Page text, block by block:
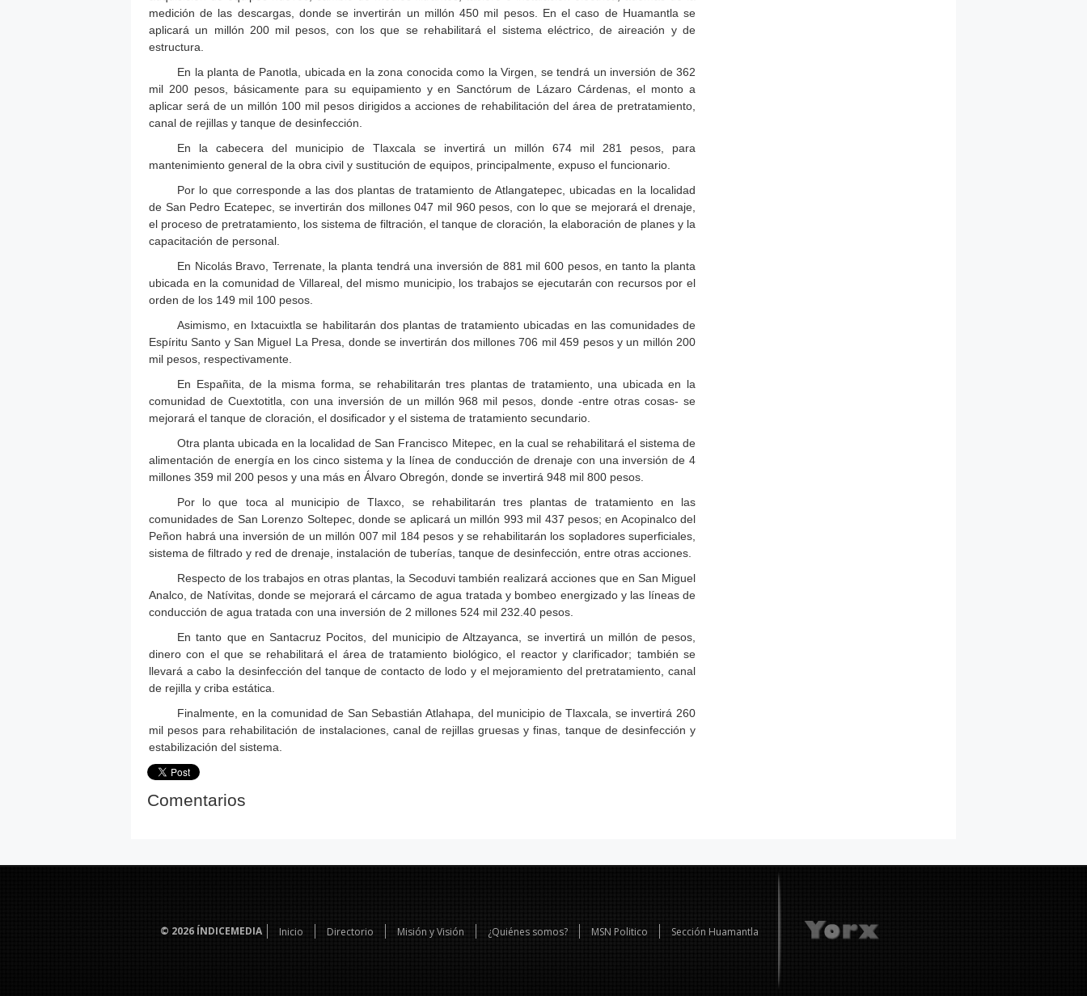
medición de las descargas, donde se invertirán un millón 450 mil pesos. En el caso de Huamantla se
aplicará un millón 200 mil pesos, con los que se rehabilitará el sistema eléctrico, de aireación y de
estructura.
En la planta de Panotla, ubicada en la zona conocida como la Virgen, se tendrá un inversión de 362
mil 200 pesos, básicamente para su equipamiento y en Sanctórum de Lázaro Cárdenas, el monto a
aplicar será de un millón 100 mil pesos dirigidos a acciones de rehabilitación del área de pretratamiento,
canal de rejillas y tanque de desinfección.
En la cabecera del municipio de Tlaxcala se invertirá un millón 674 mil 281 pesos, para
mantenimiento general de la obra civil y sustitución de equipos, principalmente, expuso el funcionario.
Por lo que corresponde a las dos plantas de tratamiento de Atlangatepec, ubicadas en la localidad
de San Pedro Ecatepec, se invertirán dos millones 047 mil 960 pesos, con lo que se mejorará el drenaje,
el proceso de pretratamiento, los sistema de filtración, el tanque de cloración, la elaboración de planes y la
capacitación de personal.
En Nicolás Bravo, Terrenate, la planta tendrá una inversión de 881 mil 600 pesos, en tanto la planta
ubicada en la comunidad de Villareal, del mismo municipio, los trabajos se ejecutarán con recursos por el
orden de los 149 mil 100 pesos.
Asimismo, en Ixtacuixtla se habilitarán dos plantas de tratamiento ubicadas en las comunidades de
Espíritu Santo y San Miguel La Presa, donde se invertirán dos millones 706 mil 459 pesos y un millón 200
mil pesos, respectivamente.
En Españita, de la misma forma, se rehabilitarán tres plantas de tratamiento, una ubicada en la
comunidad de Cuextotitla, con una inversión de un millón 968 mil pesos, donde -entre otras cosas- se
mejorará el tanque de cloración, el dosificador y el sistema de tratamiento secundario.
Otra planta ubicada en la localidad de San Francisco Mitepec, en la cual se rehabilitará el sistema de
alimentación de energía en los cinco sistema y la línea de conducción de drenaje con una inversión de 4
millones 359 mil 200 pesos y una más en Álvaro Obregón, donde se invertirá 948 mil 800 pesos.
Por lo que toca al municipio de Tlaxco, se rehabilitarán tres plantas de tratamiento en las
comunidades de San Lorenzo Soltepec, donde se aplicará un millón 993 mil 437 pesos; en Acopinalco del
Peñon habrá una inversión de un millón 007 mil 184 pesos y se rehabilitarán los sopladores superficiales,
sistema de filtrado y red de drenaje, instalación de tuberías, tanque de desinfección, entre otras acciones.
Respecto de los trabajos en otras plantas, la Secoduvi también realizará acciones que en San Miguel
Analco, de Natívitas, donde se mejorará el cárcamo de agua tratada y bombeo energizado y las líneas de
conducción de agua tratada con una inversión de 2 millones 524 mil 232.40 pesos.
En tanto que en Santacruz Pocitos, del municipio de Altzayanca, se invertirá un millón de pesos,
dinero con el que se rehabilitará el área de tratamiento biológico, el reactor y clarificador; también se
llevará a cabo la desinfección del tanque de contacto de lodo y el mejoramiento del pretratamiento, canal
de rejilla y criba estática.
Finalmente, en la comunidad de San Sebastián Atlahapa, del municipio de Tlaxcala, se invertirá 260
mil pesos para rehabilitación de instalaciones, canal de rejillas gruesas y finas, tanque de desinfección y
estabilización del sistema.
Comentarios
Inicio Directorio Misión y Visión ¿Quiénes somos? MSN Politico Sección Huamantla
© 2026 ÍNDICEMEDIA